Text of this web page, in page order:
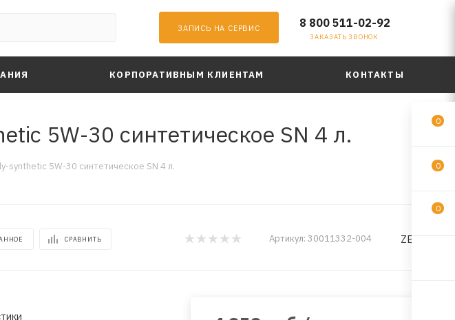
ЗАПИСЬ НА СЕРВИС 8 800 511-02-92
ЗАКАЗАТЬ ЗВОНОК
КОРПОРАТИВНЫМ КЛИЕНТАМ КОНТАКТЫ
5W-30 синтетическое SN 4 л.
synthetic 5W-30 синтетическое SN 4 л.
СРАВНИТЬ Артикул: 30011332-004 ZEPRO
0
0
0